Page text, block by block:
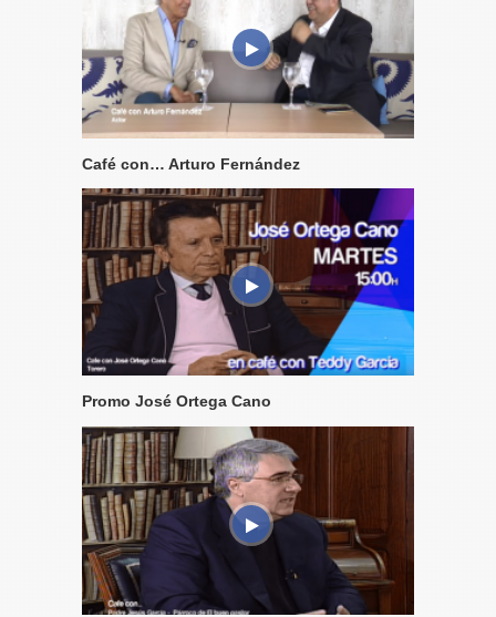
Café con… Arturo Fernández
Promo José Ortega Cano